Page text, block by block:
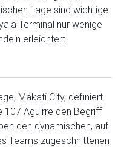
Lage sind wichtige
Terminal nur wenige
erleichtert.
Makati City, definiert
107 Aguirre den Begriff
den dynamischen, auf
Teams zugeschnittenen